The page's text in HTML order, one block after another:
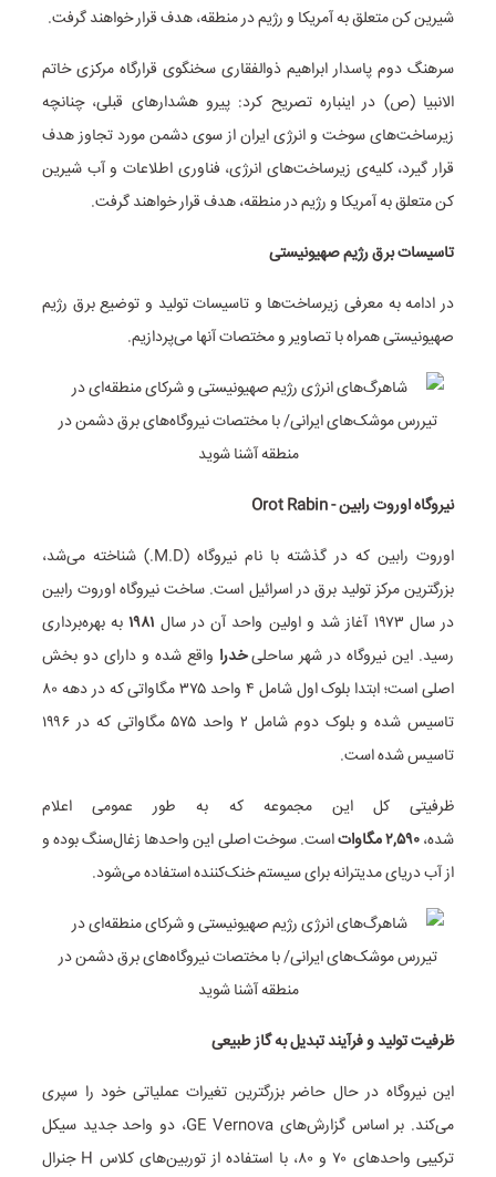
شیرین کن متعلق به آمریکا و رژیم در منطقه، هدف قرار خواهند گرفت.
سرهنگ دوم پاسدار ابراهیم ذوالفقاری سخنگوی قرارگاه مرکزی خاتم
الانبیا (ص) در اینباره تصریح کرد: پیرو هشدارهای قبلی، چنانچه
زیرساخت‌های سوخت و انرژی ایران از سوی دشمن مورد تجاوز هدف
قرار گیرد، کلیه‌ی زیرساخت‌های انرژی، فناوری اطلاعات و آب شیرین
کن متعلق به آمریکا و رژیم در منطقه، هدف قرار خواهند گرفت.
تاسیسات برق رژیم صهیونیستی
در ادامه به معرفی زیرساخت‌ها و تاسیسات تولید و توضیع برق رژیم
صهیونیستی همراه با تصاویر و مختصات آنها می‌پردازیم.
نیروگاه اوروت رابین - Orot Rabin
اوروت رابین که در گذشته با نام نیروگاه (M.D.) شناخته می‌شد،
بزرگترین مرکز تولید برق در اسرائیل است. ساخت نیروگاه اوروت رابین
در سال ۱۹۷۳ آغاز شد و اولین واحد آن در سال
۱۹۸۱به بهره‌برداری
رسید. این نیروگاه در شهر ساحلیخدرا واقع شده و دارای دو بخش
اصلی است؛ ابتدا بلوک اول شامل ۴ واحد ۳۷۵ مگاواتی که در دهه ۸۰
تاسیس شده و بلوک دوم شامل ۲ واحد ۵۷۵ مگاواتی که در ۱۹۹۶
تاسیس شده است.
ظرفیتی کل این مجموعه که به طور عمومی اعلام
شده،۲,۵۹۰مگاواتاست. سوخت اصلی این واحدها زغال‌سنگ بوده و
از آب دریای مدیترانه برای سیستم خنک‌کننده استفاده می‌شود.
ظرفیت تولید و فرآیند تبدیل به گاز طبیعی
این نیروگاه در حال حاضر بزرگترین تغیرات عملیاتی خود را سپری
می‌کند. بر اساس گزارش‌های GE Vernova، دو واحد جدید سیکل
ترکیبی واحدهای ۷۰ و ۸۰، با استفاده از توربین‌های کلاس H جنرال